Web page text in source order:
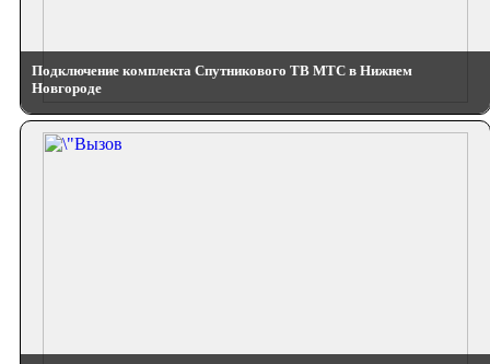
Подключение комплекта Спутникового ТВ МТС в Нижнем
Новгороде